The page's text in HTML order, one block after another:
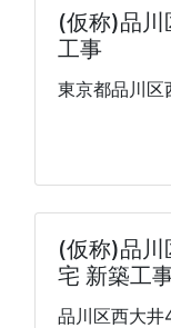
(仮称)品川
工事
東京都品川区
(仮称)品
宅 新築工
品川区西大